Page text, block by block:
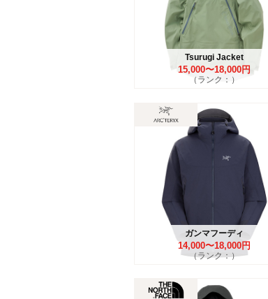
Tsurugi Jacket
15,000〜18,000円
（ランク：）
ガンマフーディ
14,000〜18,000円
（ランク：）